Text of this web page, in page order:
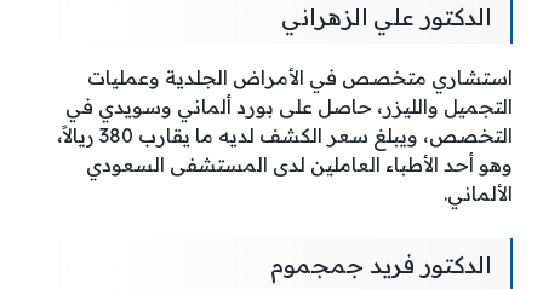
الدكتور علي الزهراني
استشاري متخصص في الأمراض الجلدية وعمليات
التجميل والليزر، حاصل على بورد ألماني وسويدي في
التخصص، ويبلغ سعر الكشف لديه ما يقارب 380 ريالاً،
وهو أحد الأطباء العاملين لدى المستشفى السعودي
الألماني.
الدكتور فريد جمجموم